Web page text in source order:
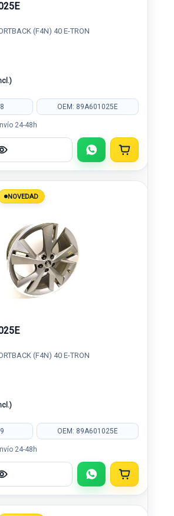
(F4N) 40 E-TRON
OEM: 89A601025E
24-48h
NOVEDAD
(F4N) 40 E-TRON
OEM: 89A601025E
24-48h